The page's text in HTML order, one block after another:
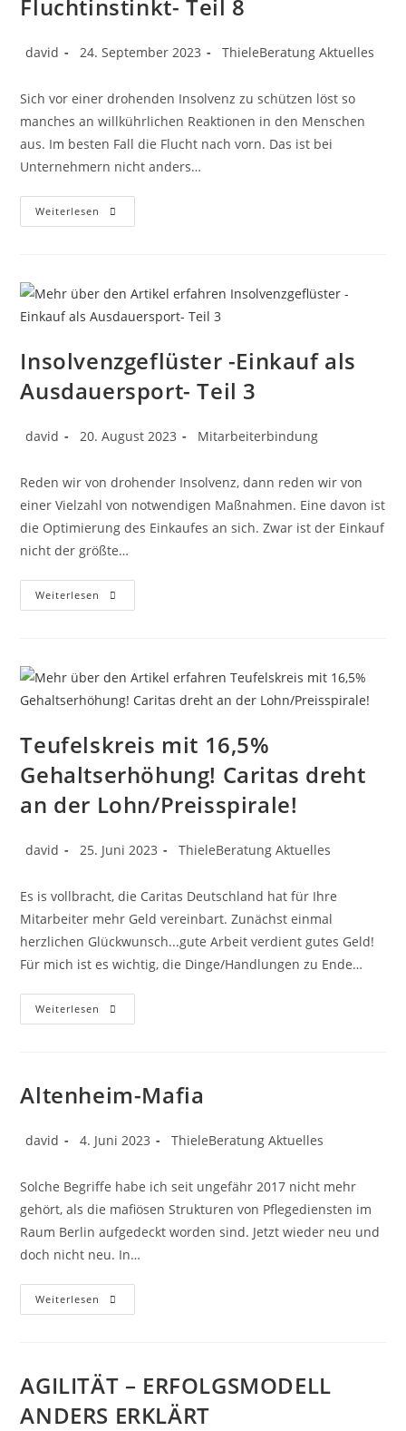
Fluchtinstinkt- Teil 8
david 24. September 2023 ThieleBeratung Aktuelles
Sich vor einer drohenden Insolvenz zu schützen löst so
manches an willkührlichen Reaktionen in den Menschen
aus. Im besten Fall die Flucht nach vorn. Das ist bei
Unternehmern nicht anders…
Weiterlesen
Insolvenzgeflüster -Einkauf als
Ausdauersport- Teil 3
david 20. August 2023 Mitarbeiterbindung
Reden wir von drohender Insolvenz, dann reden wir von
einer Vielzahl von notwendigen Maßnahmen. Eine davon ist
die Optimierung des Einkaufes an sich. Zwar ist der Einkauf
nicht der größte…
Weiterlesen
Teufelskreis mit 16,5%
Gehaltserhöhung! Caritas dreht
an der Lohn/Preisspirale!
david 25. Juni 2023 ThieleBeratung Aktuelles
Es is vollbracht, die Caritas Deutschland hat für Ihre
Mitarbeiter mehr Geld vereinbart. Zunächst einmal
herzlichen Glückwunsch...gute Arbeit verdient gutes Geld!
Für mich ist es wichtig, die Dinge/Handlungen zu Ende…
Weiterlesen
Altenheim-Mafia
david 4. Juni 2023 ThieleBeratung Aktuelles
Solche Begriffe habe ich seit ungefähr 2017 nicht mehr
gehört, als die mafiösen Strukturen von Pflegediensten im
Raum Berlin aufgedeckt worden sind. Jetzt wieder neu und
doch nicht neu. In…
Weiterlesen
AGILITÄT – ERFOLGSMODELL
ANDERS ERKLÄRT